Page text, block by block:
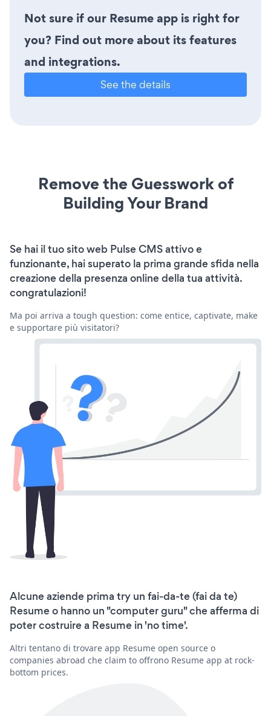
Not sure if our Resume app is right for
you? Find out more about its features
and integrations.
See the details
Remove the Guesswork of
Building Your Brand
Se hai il tuo sito web Pulse CMS attivo e
funzionante, hai superato la prima grande sfida nella
creazione della presenza online della tua attività.
congratulazioni!
Ma poi arriva a tough question: come entice, captivate, make
e supportare più visitatori?
Alcune aziende prima try un fai-da-te (fai da te)
Resume o hanno un "computer guru" che afferma di
poter costruire a Resume in 'no time'.
Altri tentano di trovare app Resume open source o
companies abroad che claim to offrono Resume app at rock-
bottom prices.